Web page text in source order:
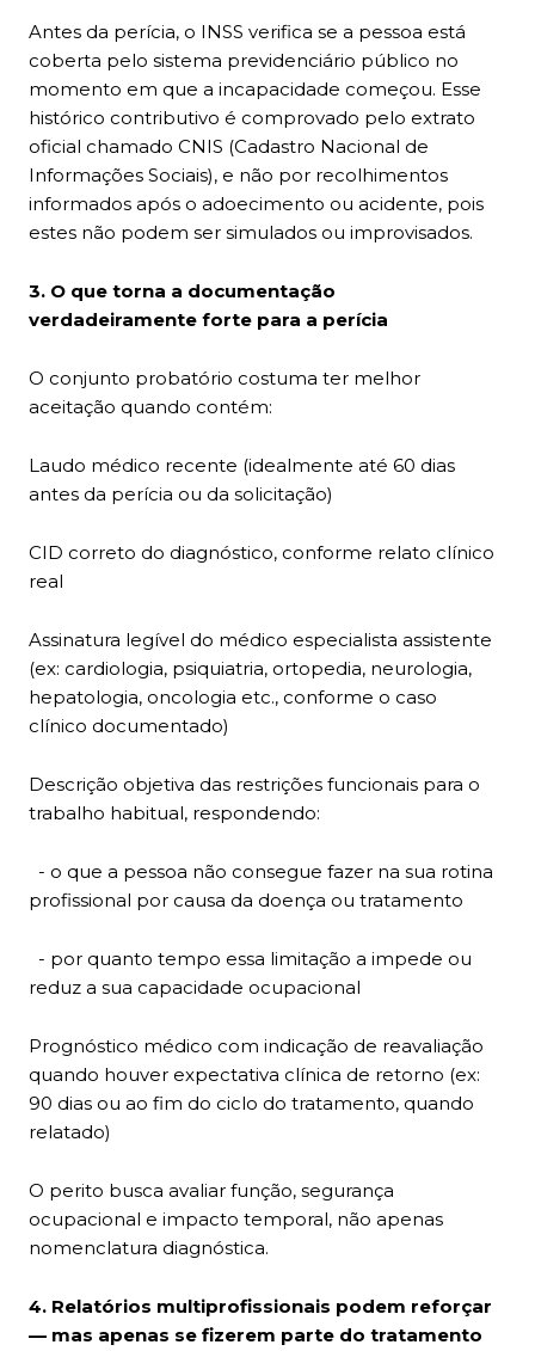
Antes da perícia, o INSS verifica se a pessoa está
coberta pelo sistema previdenciário público no
momento em que a incapacidade começou. Esse
histórico contributivo é comprovado pelo extrato
oficial chamado CNIS (Cadastro Nacional de
Informações Sociais), e não por recolhimentos
informados após o adoecimento ou acidente, pois
estes não podem ser simulados ou improvisados.
3. O que torna a documentação
verdadeiramente forte para a perícia
O conjunto probatório costuma ter melhor
aceitação quando contém:
Laudo médico recente (idealmente até 60 dias
antes da perícia ou da solicitação)
CID correto do diagnóstico, conforme relato clínico
real
Assinatura legível do médico especialista assistente
(ex: cardiologia, psiquiatria, ortopedia, neurologia,
hepatologia, oncologia etc., conforme o caso
clínico documentado)
Descrição objetiva das restrições funcionais para o
trabalho habitual, respondendo:
- o que a pessoa não consegue fazer na sua rotina
profissional por causa da doença ou tratamento
- por quanto tempo essa limitação a impede ou
reduz a sua capacidade ocupacional
Prognóstico médico com indicação de reavaliação
quando houver expectativa clínica de retorno (ex:
90 dias ou ao fim do ciclo do tratamento, quando
relatado)
O perito busca avaliar função, segurança
ocupacional e impacto temporal, não apenas
nomenclatura diagnóstica.
4. Relatórios multiprofissionais podem reforçar
— mas apenas se fizerem parte do tratamento